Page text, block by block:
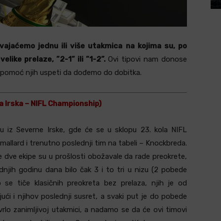
jednu ili više utakmica na kojima su, po
prelaze, ”2-1” ili ”1-2”.Ovi tipovi nam donose
njih uspeti da dođemo do dobitka.
– NIFL Championship)
iz Severne Irske, gde će se u sklopu 23. kola NIFL
i trenutno poslednji tim na tabeli – Knockbreda.
ekipe su u prošlosti obožavale da rade preokrete,
godinu dana bilo čak 3 i to tri u nizu (2 pobede
se tiče klasičnih preokreta bez prelaza, njih je od
i njihov poslednji susret, a svaki put je do pobede
zanimljivoj utakmici, a nadamo se da će ovi timovi